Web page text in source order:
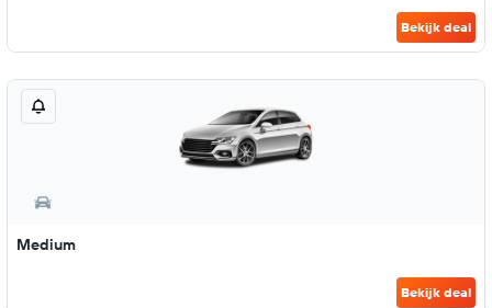
Bekijk deal
Medium
Bekijk deal